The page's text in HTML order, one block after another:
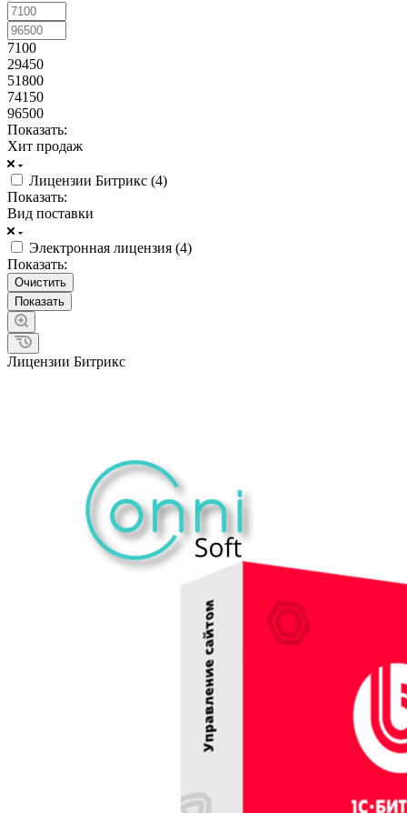
7100
29450
51800
74150
96500
Показать:
Хит продаж
Лицензии Битрикс (4)
Показать:
Вид поставки
Электронная лицензия (4)
Показать:
Очистить
Лицензии Битрикс